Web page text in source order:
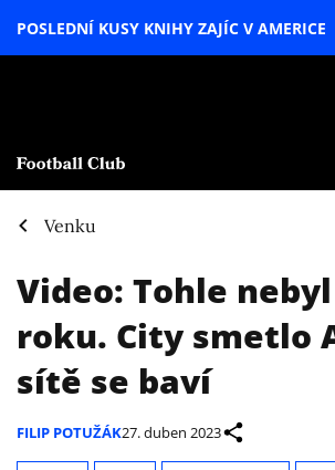
POSLEDNÍ KUSY KNIHY ZAJÍC V AMERICE
Venku
Video: Tohle
roku. City smetlo
sítě se baví
FILIP POTUŽÁK27. duben 2023